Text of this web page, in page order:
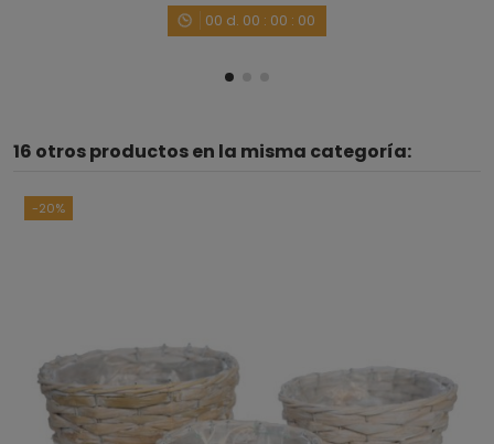
00 d. 00 : 00 : 00
16 otros productos en la misma categoría:
-20%